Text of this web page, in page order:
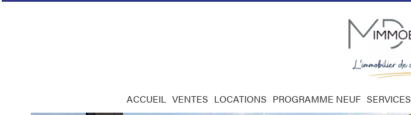
ACCUEIL VENTES LOCATIONS PROGRAMME NEUF SERVICES